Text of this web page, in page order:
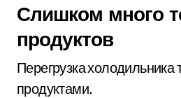
Слишком много
продуктов
Перегрузка
продуктами.